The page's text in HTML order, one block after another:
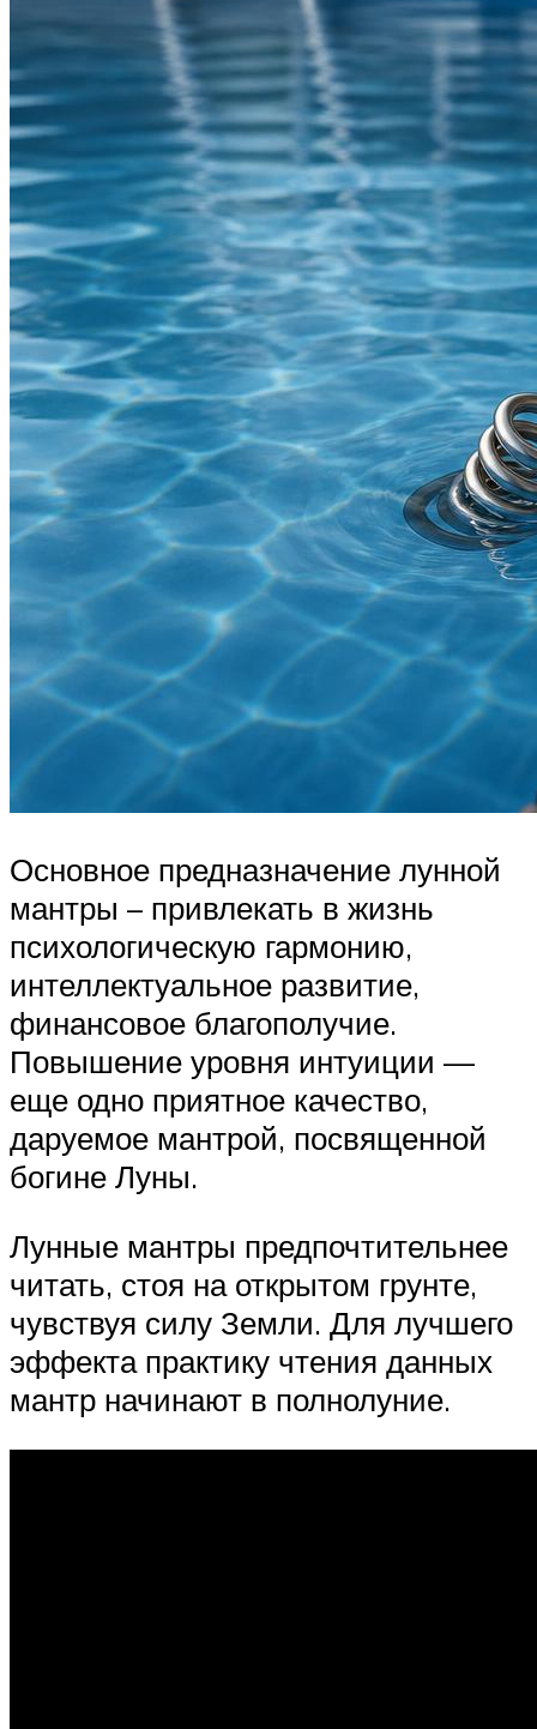
Основное предназначение лунной
мантры – привлекать в жизнь
психологическую гармонию,
интеллектуальное развитие,
финансовое благополучие.
Повышение уровня интуиции —
еще одно приятное качество,
даруемое мантрой, посвященной
богине Луны.
Лунные мантры предпочтительнее
читать, стоя на открытом грунте,
чувствуя силу Земли. Для лучшего
эффекта практику чтения данных
мантр начинают в полнолуние.